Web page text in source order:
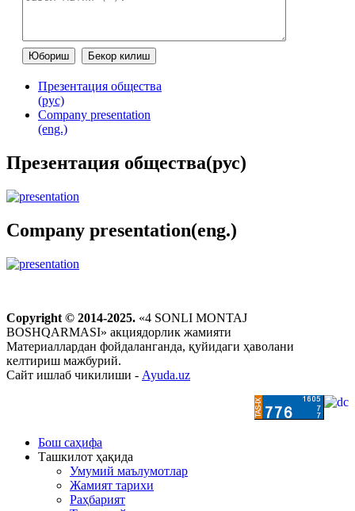
Презентация общества
(рус)
Company presentation
(eng.)
Презентация общества(рус)
Company presentation(eng.)
Copyright © 2014-2025. «4 SONLI MONTAJ
BOSHQARMASI» акциядорлик жамияти
Материаллардан фойдаланганда, қуйидаги ҳаволани
келтириш мажбурий.
Сайт ишлаб чикилиши - Ayuda.uz
Бош саҳифа
Ташкилот ҳақида
Умумий маълумотлар
Жамият тарихи
Раҳбарият